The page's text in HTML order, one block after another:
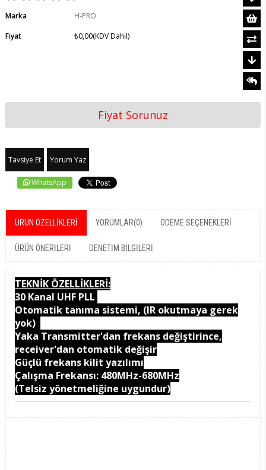
Marka
H-PRO
Fiyat
₺0,00(KDV Dahil)
Fiyat Sorunuz
Tavsiye Et Yorum Yaz
WhatsApp
ÜRÜN ÖZELLIKLERI YORUMLAR(0) ÖDEME SEÇENEKLERI
ÜRÜN ÖNERILERI DENETIM BILGILERI
TEKNİK ÖZELLİKLERİ:
30 Kanal UHF PLL
Otomatik tanıma sistemi, (IR okutmaya gerek
yok)
Yaka Transmitter'dan frekans değiştirince,
receiver'dan otomatik değişir
Güçlü frekans kilit yazılımı
Çalışma Frekansı: 480MHz-680MHz
(Telsiz yönetmeliğine uygundur)